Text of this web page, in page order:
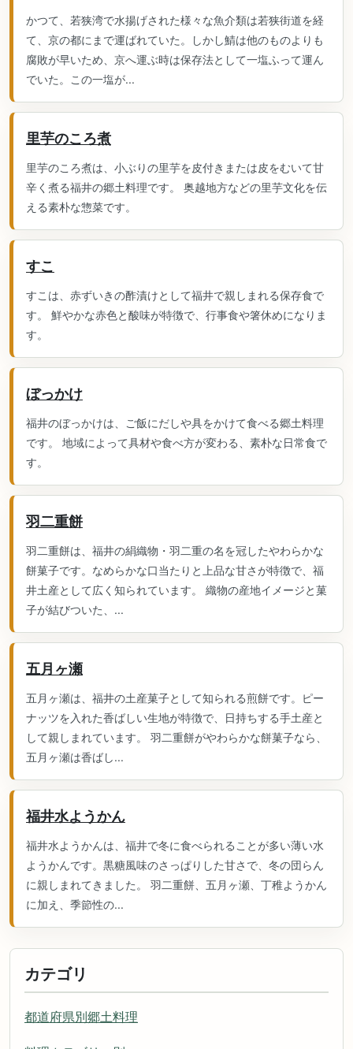
かつて、若狭湾で水揚げされた様々な魚介類は若狭街道を経
て、京の都にまで運ばれていた。しかし鯖は他のものよりも
腐敗が早いため、京へ運ぶ時は保存法として一塩ふって運ん
でいた。この一塩が...
里芋のころ煮
里芋のころ煮は、小ぶりの里芋を皮付きまたは皮をむいて甘
辛く煮る福井の郷土料理です。 奥越地方などの里芋文化を伝
える素朴な惣菜です。
すこ
すこは、赤ずいきの酢漬けとして福井で親しまれる保存食で
す。 鮮やかな赤色と酸味が特徴で、行事食や箸休めになりま
す。
ぼっかけ
福井のぼっかけは、ご飯にだしや具をかけて食べる郷土料理
です。 地域によって具材や食べ方が変わる、素朴な日常食で
す。
羽二重餅
羽二重餅は、福井の絹織物・羽二重の名を冠したやわらかな
餅菓子です。なめらかな口当たりと上品な甘さが特徴で、福
井土産として広く知られています。 織物の産地イメージと菓
子が結びついた、...
五月ヶ瀬
五月ヶ瀬は、福井の土産菓子として知られる煎餅です。ピー
ナッツを入れた香ばしい生地が特徴で、日持ちする手土産と
して親しまれています。 羽二重餅がやわらかな餅菓子なら、
五月ヶ瀬は香ばし...
福井水ようかん
福井水ようかんは、福井で冬に食べられることが多い薄い水
ようかんです。黒糖風味のさっぱりした甘さで、冬の団らん
に親しまれてきました。 羽二重餅、五月ヶ瀬、丁稚ようかん
に加え、季節性の...
カテゴリ
都道府県別郷土料理